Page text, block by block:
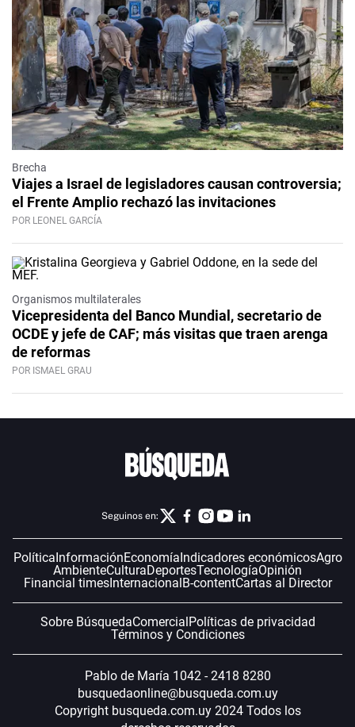
Brecha
Viajes a Israel de legisladores causan controversia;
el Frente Amplio rechazó las invitaciones
POR LEONEL GARCÍA
Organismos multilaterales
Vicepresidenta del Banco Mundial, secretario de
OCDE y jefe de CAF; más visitas que traen arenga
de reformas
POR ISMAEL GRAU
Seguinos en:
PolíticaInformaciónEconomíaIndicadores económicosAgro
AmbienteCulturaDeportesTecnologíaOpinión
Financial timesInternacionalB-contentCartas al Director
Sobre BúsquedaComercialPolíticas de privacidad
Términos y Condiciones
Pablo de María 1042 - 2418 8280
busquedaonline@busqueda.com.uy
Copyright busqueda.com.uy 2024 Todos los